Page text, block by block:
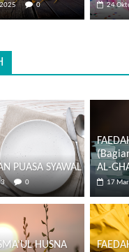
0 24
PUASA SYAWAL
0
AL-
17
HUSNA